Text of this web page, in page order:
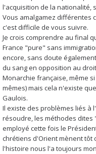
l'acquisition de la nationalité,
Vous amalgamez différentes
c'est difficile de vous suivre.
Je crois comprendre au final
France "pure" sans
encore, sans doute
du sang en opposition au
Monarchie française, même
mêmes) mais cela n'existe
Gaulois.
Il existe des problèmes liés à
résoudre, les méthodes
employé cette fois le
chrétiens d'Orient mènent tôt
l'histoire nous l'a toujours